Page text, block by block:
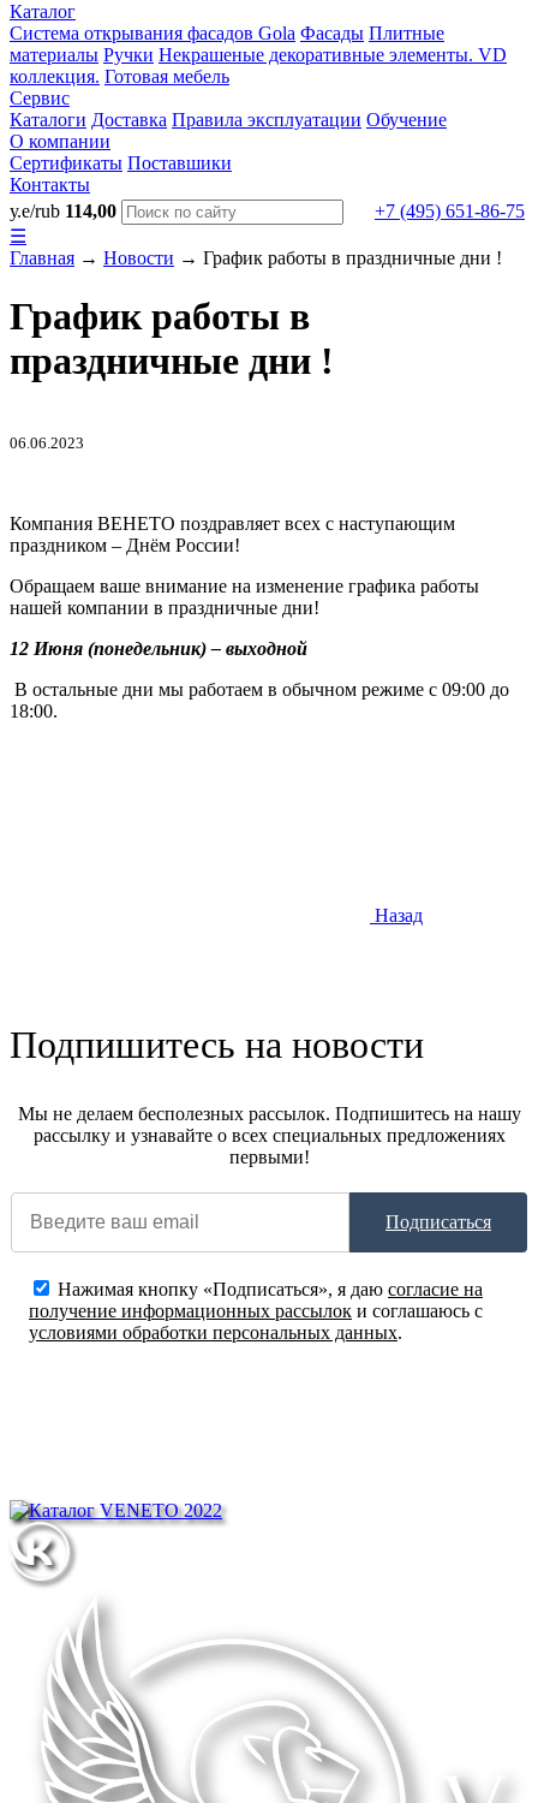
Каталог
Система открывания фасадов Gola Фасады Плитные
материалы Ручки Некрашеные декоративные элементы. VD
коллекция. Готовая мебель
Сервис
Каталоги Доставка Правила эксплуатации Обучение
О компании
Сертификаты Поставшики
Контакты
у.е/rub 114,00
+7 (495) 651-86-75
☰
Главная → Новости → График работы в праздничные дни !
График работы в
праздничные дни !
06.06.2023
Компания ВЕНЕТО поздравляет всех с наступающим
праздником – Днём России!
Обращаем ваше внимание на изменение графика работы
нашей компании в праздничные дни!
12 Июня (понедельник) – выходной
В остальные дни мы работаем в обычном режиме с 09:00 до
18:00.
Назад
Подпишитесь на новости
Мы не делаем бесполезных рассылок. Подпишитесь на нашу
рассылку и узнавайте о всех специальных предложениях
первыми!
Подписаться
Нажимая кнопку «Подписаться», я даю согласие на
получение информационных рассылок и соглашаюсь с
условиями обработки персональных данных.